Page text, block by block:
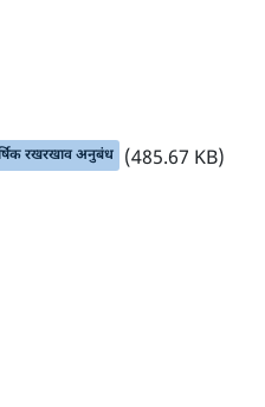
रखरखाव अनुबंध (485.67 KB)